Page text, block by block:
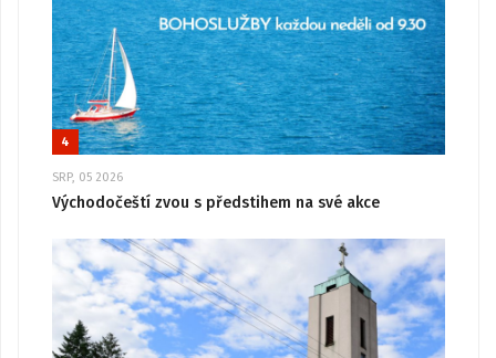
4
SRP, 05 2026
Východočeští zvou s předstihem na své akce